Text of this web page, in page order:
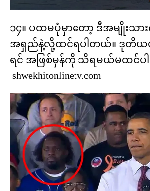
၁၄။ ပထမပုံမှာတော့ ဒီအမျိုးသ
အရှည်နဲ့လို့ထင်ရပါတယ်။ ဒုတိယပုံ
ရင် အဖြစ်မှန်ကို သိရမယ်မထင်ပါ
shwekhitonlinetv.com